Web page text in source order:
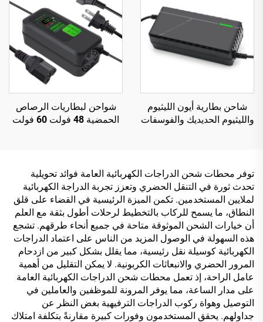
58.4 فولت، للبطارية
الليثيومية 48 فولت
فولت، 72 فولت
شاحن بطارية أيون الليثيوم
والليثيوم الحديديك والفوسفات
خرج تيار مستمر 150 واط،
شاحن بطارية Lifepo4
شواحن لبطاريات الرصاص
الحمضية 48 فولت 60 فولت
ومنفذ تيار مستمر للدراجات
الكهربائية والمركبات ذات
العجلتين
توفر محطات شحن الدراجات الكهربائية العامة فوائد تحويلية
تحدث ثورة في التنقل الحضري وتعزز تجربة الدراجة الكهربائية
لملايين المستخدمين. تكمن الميزة الرئيسية في القضاء على قلق
النطاق، ما يسمح للركاب بالتخطيط لرحلات أطول بثقة مع العلم
أن خيارات الشحن الموثوقة متاحة في جميع أنحاء طرقهم. تشجع
هذه السهولة في الوصول المزيد من الناس على اعتماد الدراجات
الكهربائية كوسيلة نقل رئيسية، مما يقلل بشكل كبير من ازدحام
المرور الحضري والانبعاثات الكربونية. لا يمكن التقليل من أهمية
عامل الراحة، إذ تعمل محطات شحن الدراجات الكهربائية العامة
على مدار الساعة، مما يوفر المرونة للموظفين والعاملين في
التوصيل وهواة ركوب الدراجات الترفيهية بغض النظر عن
جداولهم. يحقق المستخدمون وفورات كبيرة مقارنةً بتكلفة امتلاك